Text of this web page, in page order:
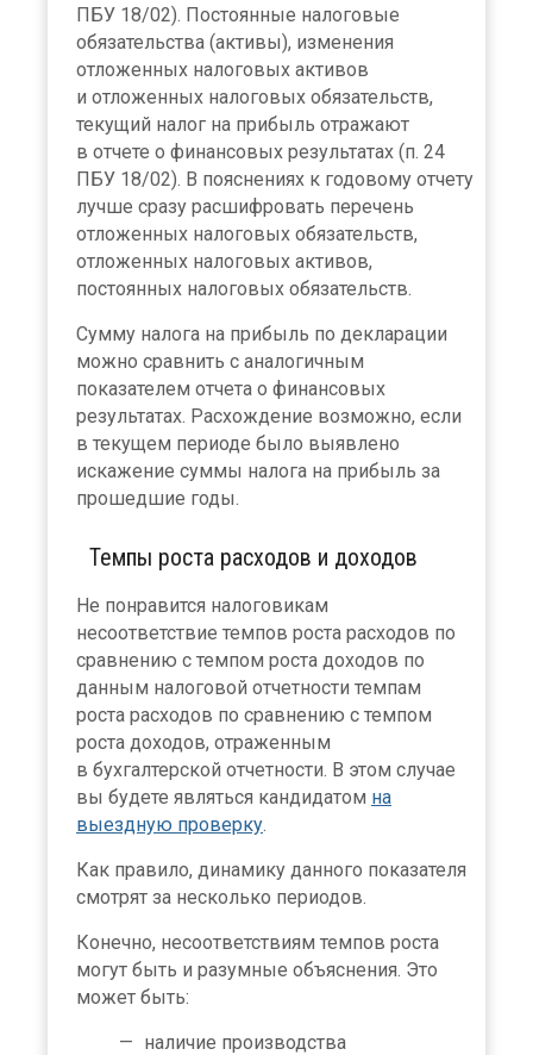
ПБУ 18/02). Постоянные налоговые
обязательства (активы), изменения
отложенных налоговых активов
и отложенных налоговых обязательств,
текущий налог на прибыль отражают
в отчете о финансовых результатах (п. 24
ПБУ 18/02). В пояснениях к годовому отчету
лучше сразу расшифровать перечень
отложенных налоговых обязательств,
отложенных налоговых активов,
постоянных налоговых обязательств.
Сумму налога на прибыль по декларации
можно сравнить с аналогичным
показателем отчета о финансовых
результатах. Расхождение возможно, если
в текущем периоде было выявлено
искажение суммы налога на прибыль за
прошедшие годы.
Темпы роста расходов и доходов
Не понравится налоговикам
несоответствие темпов роста расходов по
сравнению с темпом роста доходов по
данным налоговой отчетности темпам
роста расходов по сравнению с темпом
роста доходов, отраженным
в бухгалтерской отчетности. В этом случае
вы будете являться кандидатом на
выездную проверку
Как правило, динамику данного показателя
смотрят за несколько периодов.
Конечно, несоответствиям темпов роста
могут быть и разумные объяснения. Это
может быть:
наличие производства